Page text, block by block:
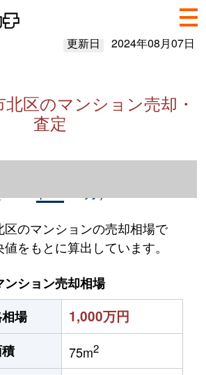
更新日 2024年08月07日
区のマンション売却・
査定
のマンションの売却相場で
をもとに算出しています。
ション売却相場
場
1,000万円
75m2